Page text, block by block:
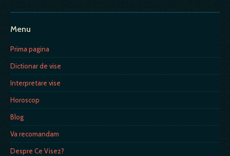
Menu
Prima pagina
Dictionar de vise
Interpretare vise
Horoscop
Blog
Va recomandam
Despre Ce Visez?